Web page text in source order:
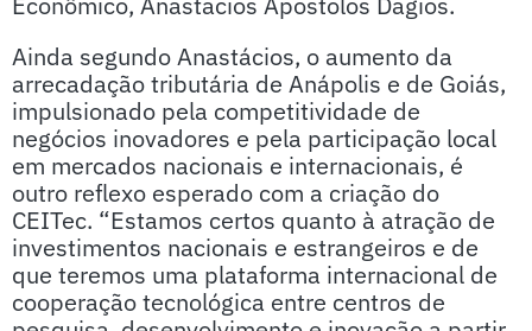
Ainda segundo Anastácios, o aumento da
arrecadação tributária de Anápolis e de Goiás,
impulsionado pela competitividade de
negócios inovadores e pela participação local
em mercados nacionais e internacionais, é
outro reflexo esperado com a criação do
CEITec. “Estamos certos quanto à atração de
investimentos nacionais e estrangeiros e de
que teremos uma plataforma internacional de
cooperação tecnológica entre centros de